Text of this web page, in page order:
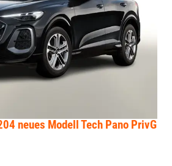
neues Modell Tech Pano PrivG